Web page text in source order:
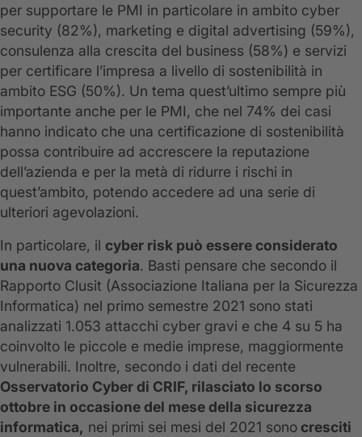
per supportare le PMI in particolare in ambito cyber
security (82%), marketing e digital advertising (59%),
consulenza alla crescita del business (58%) e servizi
per certificare l’impresa a livello di sostenibilità in
ambito ESG (50%). Un tema quest’ultimo sempre più
importante anche per le PMI, che nel 74% dei casi
hanno indicato che una certificazione di sostenibilità
possa contribuire ad accrescere la reputazione
dell’azienda e per la metà di ridurre i rischi in
quest’ambito, potendo accedere ad una serie di
ulteriori agevolazioni.
In particolare, il cyber risk può essere considerato
una nuova categoria. Basti pensare che secondo il
Rapporto Clusit (Associazione Italiana per la Sicurezza
Informatica) nel primo semestre 2021 sono stati
analizzati 1.053 attacchi cyber gravi e che 4 su 5 ha
coinvolto le piccole e medie imprese, maggiormente
vulnerabili. Inoltre, secondo i dati del recente
Osservatorio Cyber di CRIF, rilasciato lo scorso
ottobre in occasione del mese della sicurezza
informatica, nei primi sei mesi del 2021 sonocresciti